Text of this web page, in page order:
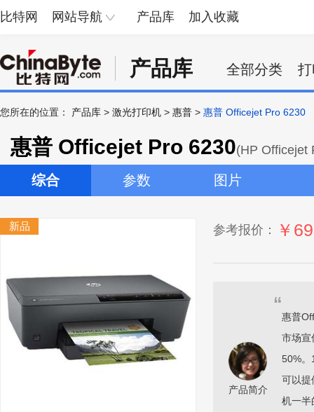
比特网 网站导航 产品库 加入收藏
产品库 全部分类
您所在的位置： 产品库 > 激光打印机 > 惠普 > 惠普 Officejet Pro 6230
惠普 Officejet Pro 6230(HP Officejet
综合 参数 图片
新品 参考报价： ￥
产品简介
“
惠普
市场宣
50%。
可以提
机一半